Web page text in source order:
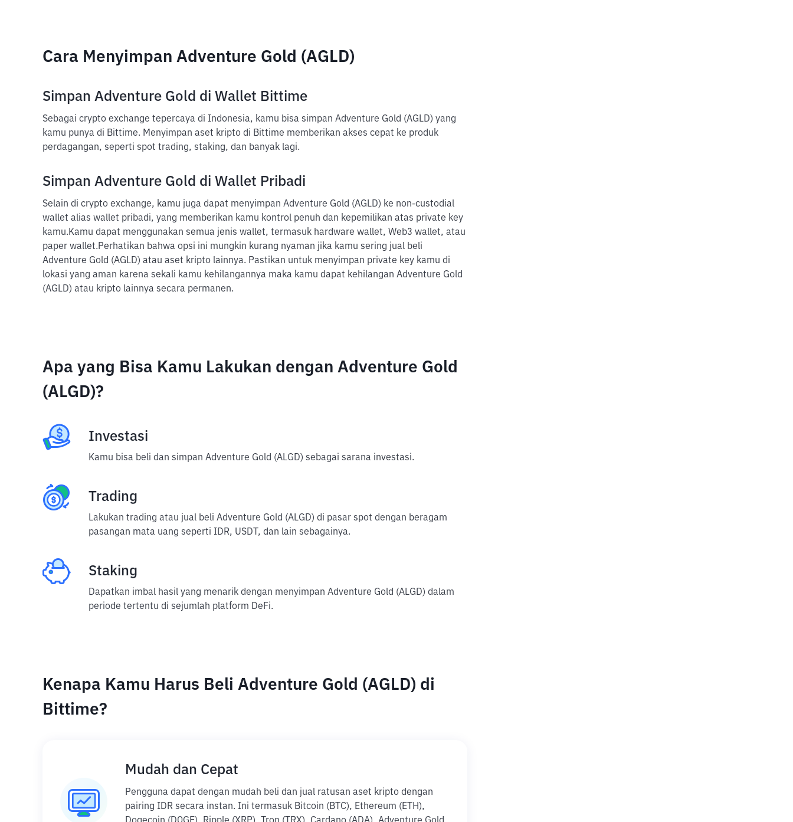
Cara Menyimpan Adventure Gold (AGLD)
Simpan Adventure Gold di Wallet Bittime
Sebagai crypto exchange tepercaya di Indonesia, kamu bisa simpan Adventure Gold (AGLD) yang
kamu punya di Bittime. Menyimpan aset kripto di Bittime memberikan akses cepat ke produk
perdagangan, seperti spot trading, staking, dan banyak lagi.
Simpan Adventure Gold di Wallet Pribadi
Selain di crypto exchange, kamu juga dapat menyimpan Adventure Gold (AGLD) ke non-custodial
wallet alias wallet pribadi, yang memberikan kamu kontrol penuh dan kepemilikan atas private key
kamu.Kamu dapat menggunakan semua jenis wallet, termasuk hardware wallet, Web3 wallet, atau
paper wallet.Perhatikan bahwa opsi ini mungkin kurang nyaman jika kamu sering jual beli
Adventure Gold (AGLD) atau aset kripto lainnya. Pastikan untuk menyimpan private key kamu di
lokasi yang aman karena sekali kamu kehilangannya maka kamu dapat kehilangan Adventure Gold
(AGLD) atau kripto lainnya secara permanen.
Apa yang Bisa Kamu Lakukan dengan Adventure Gold
(ALGD)?
Investasi
Kamu bisa beli dan simpan Adventure Gold (ALGD) sebagai sarana investasi.
Trading
Lakukan trading atau jual beli Adventure Gold (ALGD) di pasar spot dengan beragam
pasangan mata uang seperti IDR, USDT, dan lain sebagainya.
Staking
Dapatkan imbal hasil yang menarik dengan menyimpan Adventure Gold (ALGD) dalam
periode tertentu di sejumlah platform DeFi.
Kenapa Kamu Harus Beli Adventure Gold (AGLD) di
Bittime?
Mudah dan Cepat
Pengguna dapat dengan mudah beli dan jual ratusan aset kripto dengan
pairing IDR secara instan. Ini termasuk Bitcoin (BTC), Ethereum (ETH),